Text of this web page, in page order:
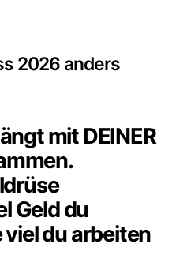
2026 anders
mit DEINER
Geld du
du arbeiten